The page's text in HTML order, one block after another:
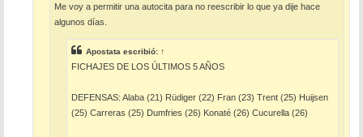
Me voy a permitir una autocita para no reescribir lo que ya dije hace
algunos días.
Apostata escribió: ↑
FICHAJES DE LOS ÚLTIMOS 5 AÑOS
DEFENSAS: Alaba (21) Rüdiger (22) Fran (23) Trent (25) Huijsen
(25) Carreras (25) Dumfries (26) Konaté (26) Cucurella (26)